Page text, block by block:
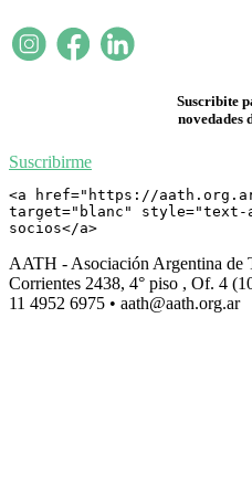
Suscribite
novedades
Suscribirme
<a href="https://
target="blanc" style="text-
socios</a>
AATH - Asociación Argentina de
Corrientes 2438, 4° piso , Of. 4
11 4952 6975 • aath@aath.org.ar